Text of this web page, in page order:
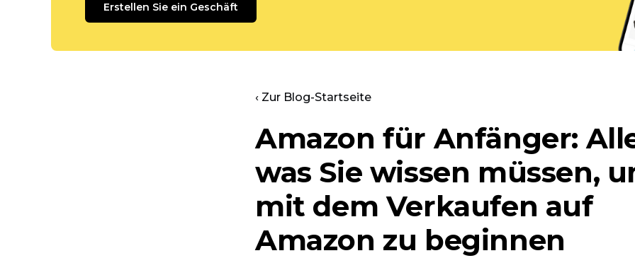
Erstellen Sie ein Geschäft
‹ Zur Blog-Startseite
Amazon für Anfänger:
was Sie wissen müssen,
mit dem Verkaufen auf
Amazon zu beginnen